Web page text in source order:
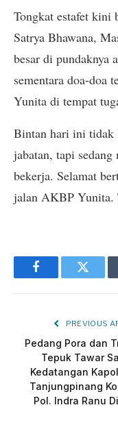
Tongkat estafet kini
Satrya Bhawana,
besar di pundaknya
sementara doa-doa
Yunita di tempat
Bintan hari ini tidak
jabatan, tapi sedang
bekerja. Selamat
jalan AKBP Yunita.
FacebookTwitter
PREVIOUS
Pedang Pora dan
Tepuk Tawar
Kedatangan
Tanjungpinang
Pol. Indra Ranu